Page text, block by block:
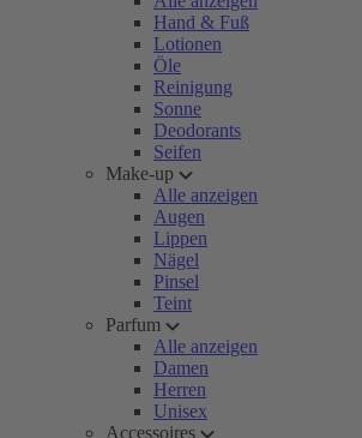
Hand & Fuß
Lotionen
Öle
Reinigung
Sonne
Deodorants
Seifen
Make-up
Alle anzeigen
Augen
Lippen
Nägel
Pinsel
Teint
Parfum
Alle anzeigen
Damen
Herren
Unisex
Accessoires